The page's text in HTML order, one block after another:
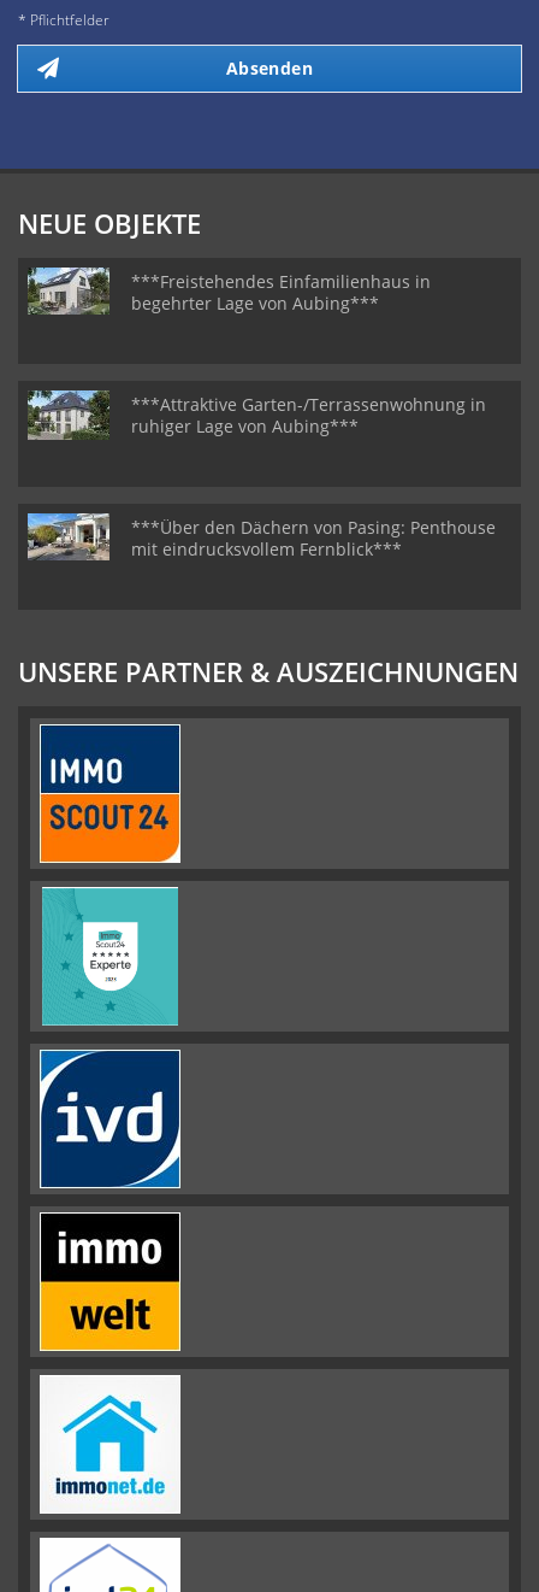
* Pflichtfelder
Absenden
NEUE OBJEKTE
***Freistehendes Einfamilienhaus in
begehrter Lage von Aubing***
***Attraktive Garten-/Terrassenwohnung in
ruhiger Lage von Aubing***
***Über den Dächern von Pasing: Penthouse
mit eindrucksvollem Fernblick***
UNSERE PARTNER & AUSZEICHNUNGEN